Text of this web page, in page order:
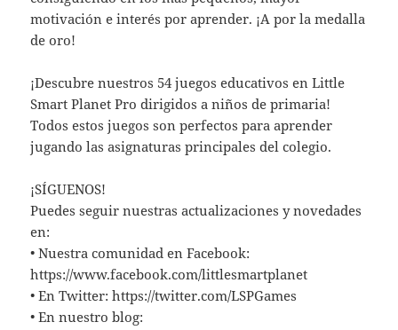
motivación e interés por aprender. ¡A por la medalla
de oro!
¡Descubre nuestros 54 juegos educativos en Little
Smart Planet Pro dirigidos a niños de primaria!
Todos estos juegos son perfectos para aprender
jugando las asignaturas principales del colegio.
¡SÍGUENOS!
Puedes seguir nuestras actualizaciones y novedades
en:
• Nuestra comunidad en Facebook:
https://www.facebook.com/littlesmartplanet
• En Twitter: https://twitter.com/LSPGames
• En nuestro blog: